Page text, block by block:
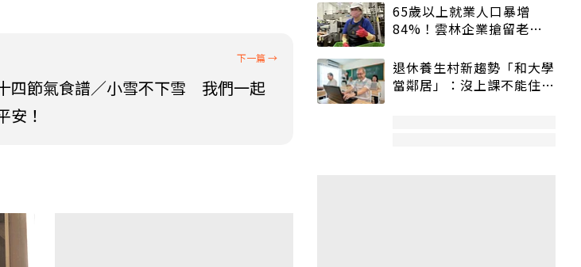
四節氣食譜／小雪不下雪 我們一起
安！
65歲以上就業人口暴增
84%！雲林企業搶留老員
退休養生村新趨勢「和大學
當鄰居」：沒上課不能住、